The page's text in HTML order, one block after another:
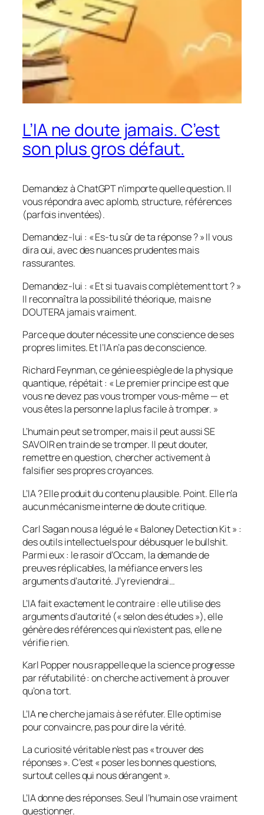
L’IA ne doute jamais. C’est
son plus gros défaut.
Demandez à ChatGPT n’importe quelle question. Il
vous répondra avec aplomb, structure, références
(parfois inventées).
Demandez-lui : « Es-tu sûr de ta réponse ? » Il vous
dira oui, avec des nuances prudentes mais
rassurantes.
Demandez-lui : « Et si tu avais complètement tort ? »
Il reconnaîtra la possibilité théorique, mais ne
DOUTERA jamais vraiment.
Parce que douter nécessite une conscience de ses
propres limites. Et l’IA n’a pas de conscience.
Richard Feynman, ce génie espiègle de la physique
quantique, répétait : « Le premier principe est que
vous ne devez pas vous tromper vous-même — et
vous êtes la personne la plus facile à tromper. »
L’humain peut se tromper, mais il peut aussi SE
SAVOIR en train de se tromper. Il peut douter,
remettre en question, chercher activement à
falsifier ses propres croyances.
L’IA ? Elle produit du contenu plausible. Point. Elle n’a
aucun mécanisme interne de doute critique.
Carl Sagan nous a légué le « Baloney Detection Kit » :
des outils intellectuels pour débusquer le bullshit.
Parmi eux : le rasoir d’Occam, la demande de
preuves réplicables, la méfiance envers les
arguments d’autorité. J’y reviendrai…
L’IA fait exactement le contraire : elle utilise des
arguments d’autorité (« selon des études »), elle
génère des références qui n’existent pas, elle ne
vérifie rien.
Karl Popper nous rappelle que la science progresse
par réfutabilité : on cherche activement à prouver
qu’on a tort.
L’IA ne cherche jamais à se réfuter. Elle optimise
pour convaincre, pas pour dire la vérité.
La curiosité véritable n’est pas « trouver des
réponses ». C’est « poser les bonnes questions,
surtout celles qui nous dérangent ».
L’IA donne des réponses. Seul l’humain ose vraiment
questionner.